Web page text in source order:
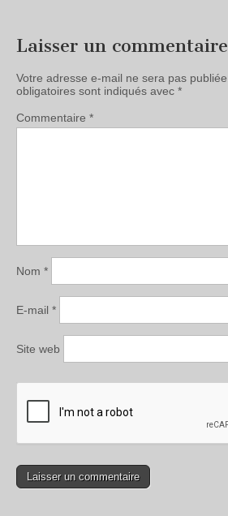
Laisser un commentaire
Votre adresse e-mail ne sera pas publiée.
obligatoires sont indiqués avec *
Commentaire *
Nom *
E-mail *
Site web